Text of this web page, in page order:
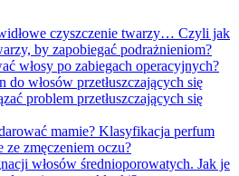
czyszczenie twarzy… Czyli jak
by zapobiegać podrażnieniom?
włosy po zabiegach operacyjnych?
do włosów przetłuszczających się
problem przetłuszczających się
mamie? Klasyfikacja perfum
ze zmęczeniem oczu?
włosów średnioporowatych. Jak je